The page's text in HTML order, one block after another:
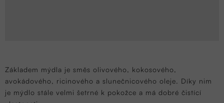
Základem mýdla je směs olivového, kokosového,
avokádového, ricinového a slunečnicového oleje. Díky nim
je mýdlo stále velmi šetrné k pokožce a má dobré čistící